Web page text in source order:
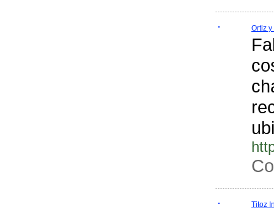
Ortiz y
Titoz